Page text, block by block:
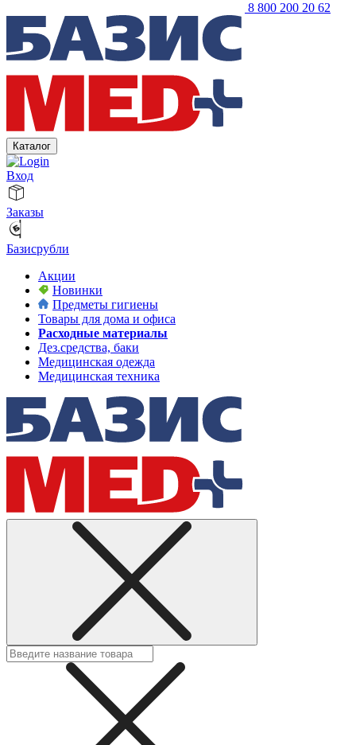
8 800 200 20 62
Каталог
Вход
Заказы
Базисрубли
Акции
Новинки
Предметы гигиены
Товары для дома и офиса
Расходные материалы
Дез.средства, баки
Медицинская одежда
Медицинская техника